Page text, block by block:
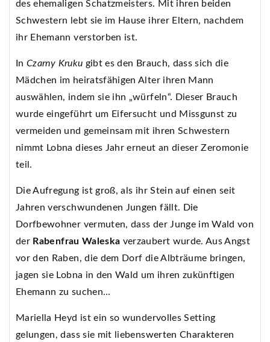
des ehemaligen Schatzmeisters. Mit ihren beiden
Schwestern lebt sie im Hause ihrer Eltern, nachdem
ihr Ehemann verstorben ist.
InCzarny Kruku gibt es den Brauch, dass sich die
Mädchen im heiratsfähigen Alter ihren Mann
auswählen, indem sie ihn „würfeln“. Dieser Brauch
wurde eingeführt um Eifersucht und Missgunst zu
vermeiden und gemeinsam mit ihren Schwestern
nimmt Lobna dieses Jahr erneut an dieser Zeromonie
teil.
Die Aufregung ist groß, als ihr Stein auf einen seit
Jahren verschwundenen Jungen fällt. Die
Dorfbewohner vermuten, dass der Junge im Wald von
der Rabenfrau Waleska verzaubert wurde. Aus Angst
vor den Raben, die dem Dorf die Albträume bringen,
jagen sie Lobna in den Wald um ihren zukünftigen
Ehemann zu suchen…
Mariella Heyd ist ein so wundervolles Setting
gelungen, dass sie mit liebenswerten Charakteren